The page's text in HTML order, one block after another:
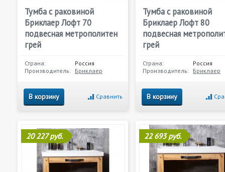
Тумба с раковиной
Бриклаер Лофт 70
подвесная метрополитен
грей
Страна:
Россия
Производитель: Бриклаер
В корзину Сравнить
Тумба с раковиной
Бриклаер Лофт 80
подвесная
грей
Страна:
Россия
Производитель: Бриклаер
В корзину
20 227 руб. 22 693 руб.